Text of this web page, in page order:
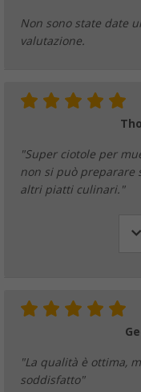
Non sono state date
valutazione.
"Super ciotole per
non si può preparare
altri piatti culinari."
"La qualità è ottima,
soddisfatto"